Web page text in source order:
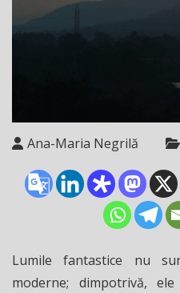
Ana-Maria Negrilă
Lumile fantastice nu
moderne; dimpotrivă,